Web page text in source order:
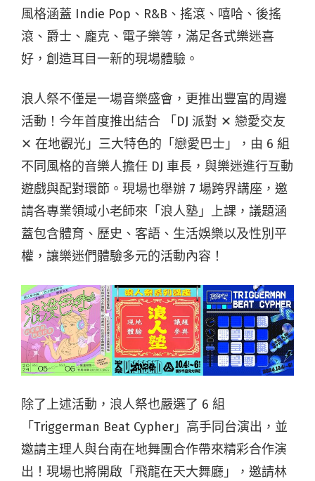
風格涵蓋 Indie Pop、R&B、搖滾、嘻哈、後搖
滾、爵士、龐克、電子樂等，滿足各式樂迷喜
好，創造耳目一新的現場體驗。
浪人祭不僅是一場音樂盛會，更推出豐富的周邊
活動！今年首度推出結合 「DJ 派對 ✕ 戀愛交友
✕ 在地觀光」三大特色的「 戀愛巴士」 ，由 6 組
不同風格的音樂人擔任 DJ 車長，與樂迷進行互動
遊戲與配對環節。 現場也舉辦 7 場跨界講座，邀
請各專業領域小老師來「浪人塾」上課 ，議題涵
蓋包含體育、歷史、客語、生活娛樂以及性別平
權，讓樂迷們體驗多元的活動內容！
除了上述活動，浪人祭也嚴選了 6 組
「Triggerman Beat Cypher」高手同台演出，並
邀請主理人與台南在地舞團合作帶來精彩合作演
出！現場也將開啟「飛龍在天大舞廳」，邀請林